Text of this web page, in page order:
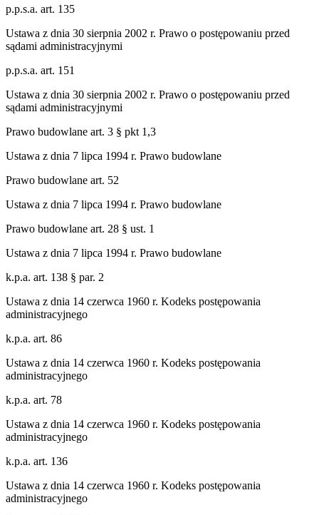
p.p.s.a. art. 135
Ustawa z dnia 30 sierpnia 2002 r. Prawo o postępowaniu przed
sądami administracyjnymi
p.p.s.a. art. 151
Ustawa z dnia 30 sierpnia 2002 r. Prawo o postępowaniu przed
sądami administracyjnymi
Prawo budowlane art. 3 § pkt 1,3
Ustawa z dnia 7 lipca 1994 r. Prawo budowlane
Prawo budowlane art. 52
Ustawa z dnia 7 lipca 1994 r. Prawo budowlane
Prawo budowlane art. 28 § ust. 1
Ustawa z dnia 7 lipca 1994 r. Prawo budowlane
k.p.a. art. 138 § par. 2
Ustawa z dnia 14 czerwca 1960 r. Kodeks postępowania
administracyjnego
k.p.a. art. 86
Ustawa z dnia 14 czerwca 1960 r. Kodeks postępowania
administracyjnego
k.p.a. art. 78
Ustawa z dnia 14 czerwca 1960 r. Kodeks postępowania
administracyjnego
k.p.a. art. 136
Ustawa z dnia 14 czerwca 1960 r. Kodeks postępowania
administracyjnego